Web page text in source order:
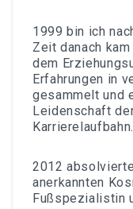
1999 bin ich
Zeit danach
dem
Erfahrungen in
gesammelt und
Leidenschaft
Karrierelaufbahn.
2012
anerkannten
Fußspezialistin